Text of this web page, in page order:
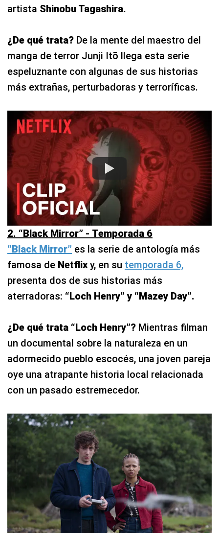
artista Shinobu Tagashira.
¿De qué trata? De la mente del maestro del
manga de terror Junji Itō llega esta serie
espeluznante con algunas de sus historias
más extrañas, perturbadoras y terroríficas.
2. “Black Mirror” - Temporada 6
“Black Mirror” es la serie de antología más
famosa de Netflix y, en su temporada 6,
presenta dos de sus historias más
aterradoras: “Loch Henry” y “Mazey Day”.
¿De qué trata “Loch Henry”? Mientras filman
un documental sobre la naturaleza en un
adormecido pueblo escocés, una joven pareja
oye una atrapante historia local relacionada
con un pasado estremecedor.